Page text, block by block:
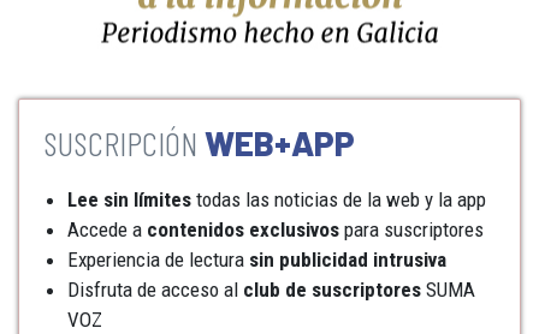
WEB+APP
Lee sin límites todas las noticias de la web y la app
Accede a contenidos exclusivos para suscriptores
Experiencia de lectura sin publicidad intrusiva
Disfruta de acceso al club de suscriptores SUMA
VOZ